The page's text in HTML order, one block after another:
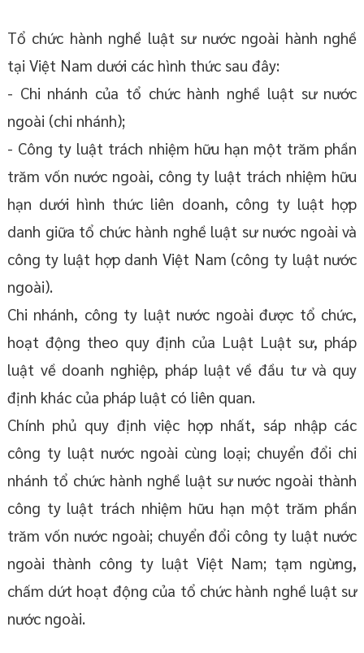
Tổ chức hành nghề luật sư nước ngoài hành nghề
tại Việt Nam dưới các hình thức sau đây:
- Chi nhánh của tổ chức hành nghề luật sư nước
ngoài (chi nhánh);
- Công ty luật trách nhiệm hữu hạn một trăm phần
trăm vốn nước ngoài, công ty luật trách nhiệm hữu
hạn dưới hình thức liên doanh, công ty luật hợp
danh giữa tổ chức hành nghề luật sư nước ngoài và
công ty luật hợp danh Việt Nam (công ty luật nước
ngoài).
Chi nhánh, công ty luật nước ngoài được tổ chức,
hoạt động theo quy định của Luật Luật sư, pháp
luật về doanh nghiệp, pháp luật về đầu tư và quy
định khác của pháp luật có liên quan.
Chính phủ quy định việc hợp nhất, sáp nhập các
công ty luật nước ngoài cùng loại; chuyển đổi chi
nhánh tổ chức hành nghề luật sư nước ngoài thành
công ty luật trách nhiệm hữu hạn một trăm phần
trăm vốn nước ngoài; chuyển đổi công ty luật nước
ngoài thành công ty luật Việt Nam; tạm ngừng,
chấm dứt hoạt động của tổ chức hành nghề luật sư
nước ngoài.